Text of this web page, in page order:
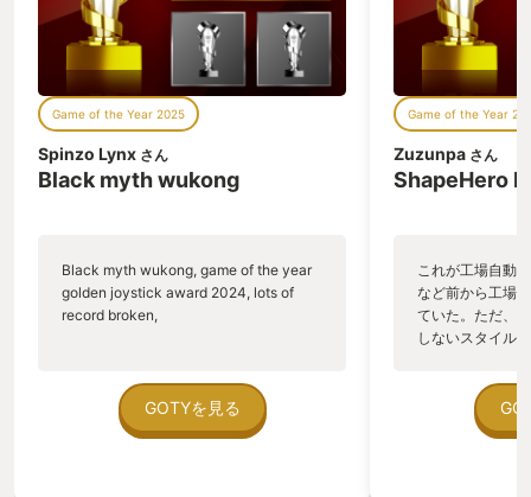
上手く表現されているように思えた。 た
だ、とにかくこのゲーム、基本的に多勢
に無勢状態なので油断をしなくてもよく
ゲームオーバーになります。 ゲームオー
バーになると「寸劇」が始まります。
「デッドエンド劇場」というらしいで
いな感じです。 基本的にノリは軽く、攻
略のヒントとかくれます。失敗はそう気
たいまでちょっとある。 ちなみに紹介
文にもある通り、道中は敵将を倒さず捕
獲して仲間に加えていくか、倒して処刑
あたり次第捕獲して仲間を増やすのが基
本。そして1周して愛着がわいてきたキ
ャラを2週目で容赦なく処刑してい
ざ手を出す特殊
この時点で興味
かと思います。
ラクターの魅力
ても苦手という
プレイしてほし
ずかなり個性的
つ？ となること
ます。 決して高
い、確かな面白
さんの人がハマ
なみに、このゲ
ンク的なSF要素
が、ちょっとホ
ら出てきます。
Game of the Year 2025
Spinzo Lynx さん
Black myth wukong
Black myth wukong, game of the year
golden joystick award 2024, lots of
record broken,
GOTYを見る
Game of the Year
Zuzunpa さん
ShapeHero
これが工場自動
など前から工場
ていた。ただ、
しないスタイル
ていた。 ただ
在を知ってから
う。気になる。